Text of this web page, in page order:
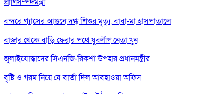
প্রাণিসম্পদমন্ত্রী
বন্দরে গ্যাসের আগুনে দগ্ধ শিশুর মৃত্যু, বাবা-মা হাসপাতালে
বাজার থেকে বাড়ি ফেরার পথে যুবলীগ নেতা খুন
জুলাইযোদ্ধাদের সিএনজি-রিকশা উপহার প্রধানমন্ত্রীর
বৃষ্টি ও গরম নিয়ে যে বার্তা দিল আবহাওয়া অফিস